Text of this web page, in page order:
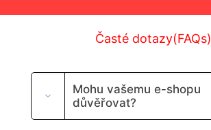
Časté dotazy(FAQs)
Mohu vašemu e-shopu
důvěřovat?